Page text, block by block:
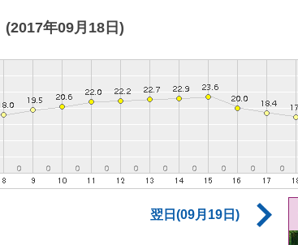
(2017年09月18日)
翌日(09月19日)